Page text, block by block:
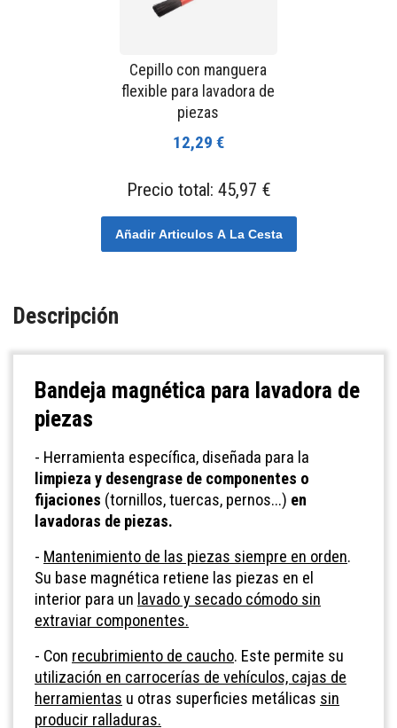
Cepillo con manguera
flexible para lavadora de
piezas
12,29 €
Precio total: 45,97 €
Añadir Articulos A La Cesta
Descripción
Bandeja magnética para lavadora de
piezas
- Herramienta específica, diseñada para la
limpieza y desengrase de componentes o
fijaciones (tornillos, tuercas, pernos...) en
lavadoras de piezas.
- Mantenimiento de las piezas siempre en orden.
Su base magnética retiene las piezas en el
interior para un lavado y secado cómodo sin
extraviar componentes.
- Con recubrimiento de caucho. Este permite su
utilización en carrocerías de vehículos, cajas de
herramientas u otras superficies metálicas sin
producir ralladuras.